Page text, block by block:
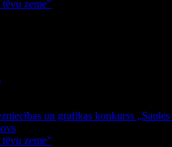
zeme"
un grafikas konkurss
zeme”